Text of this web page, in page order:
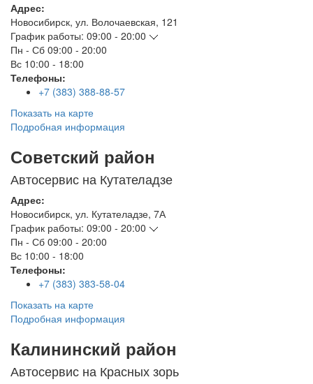
Адрес:
Новосибирск, ул. Волочаевская, 121
График работы: 09:00 - 20:00
Пн - Сб 09:00 - 20:00
Вс 10:00 - 18:00
Телефоны:
+7 (383) 388-88-57
Показать на карте
Подробная информация
Советский район
Автосервис на Кутателадзе
Адрес:
Новосибирск, ул. Кутателадзе, 7А
График работы: 09:00 - 20:00
Пн - Сб 09:00 - 20:00
Вс 10:00 - 18:00
Телефоны:
+7 (383) 383-58-04
Показать на карте
Подробная информация
Калининский район
Автосервис на Красных зорь